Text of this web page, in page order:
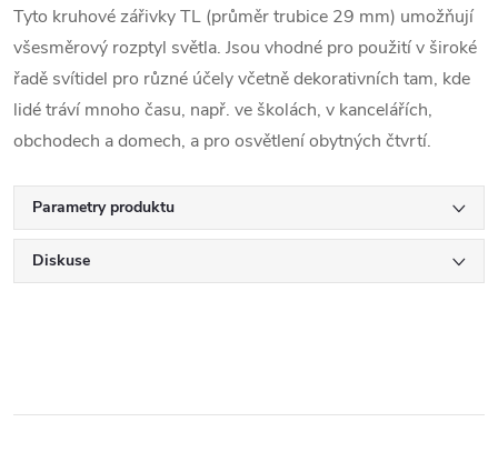
Tyto kruhové zářivky TL (průměr trubice 29 mm) umožňují
všesměrový rozptyl světla. Jsou vhodné pro použití v široké
řadě svítidel pro různé účely včetně dekorativních tam, kde
lidé tráví mnoho času, např. ve školách, v kancelářích,
obchodech a domech, a pro osvětlení obytných čtvrtí.
Parametry produktu
Diskuse